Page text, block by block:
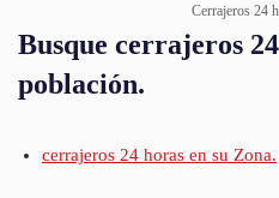
Cerrajeros 24
Busque cerrajeros
población.
cerrajeros 24 horas en su Zona.